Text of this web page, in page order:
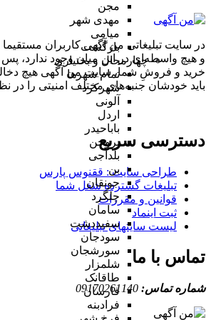
مجن
مهدی شهر
میامی
بازگشت
چهارمحال و بختیاری
تمام شهر‌ها
شهرکرد
آلونی
اردل
باباحیدر
بروجن
بلداجی
بن
جونقان
چلگرد
سامان
سفیددشت
سودجان
سورشجان
شلمزار
طاقانک
فارسان
فرادبنه
در سایت تبلیغاتی من آگهی کاربران
و هیچ واسطه‌ای در این میان وجود ندارد،
خرید و فروشِ شما، سایت من آگهی هیچ
باید خودشان جنبه‌های مختلف امنیتی را در
دسترسی سریع
طراحی سایت :‌ ققنوس پارس
تبلیغات گسترده شغل شما
قوانین و مقررات
ثبت اینماد
لیست سایتهای تبلیغاتی
تماس با ما
شماره تماس: 09170261140